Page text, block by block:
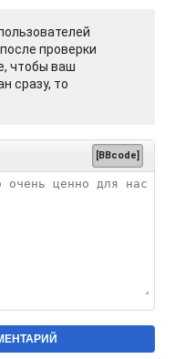
проверки
чтобы ваш
сразу, то
[BBcode]